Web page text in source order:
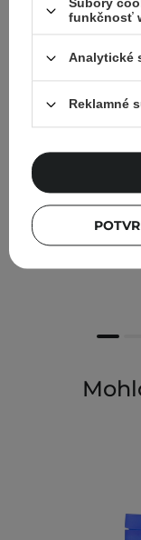
Axis-y - TXA
Súbory
funkčnosť
Analytické
Reklamné